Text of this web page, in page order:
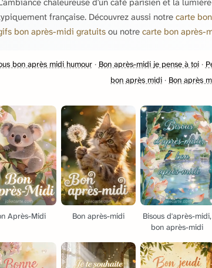
chaleureuse d'un café parisien et la
française. Découvrez aussi notrecarte
bon après-midi gratuits ou notre carte bon après-
bon après midi humour· Bon après-midi je pense à toi·
bon après midi · Bon après
Après-Midi Bon après-midi
Bisous d'après-midi,
bon après-midi